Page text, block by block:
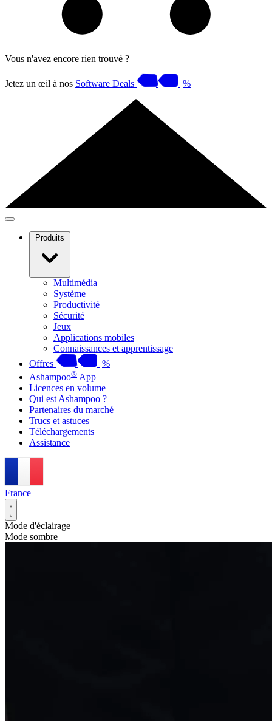
Vous n'avez encore rien trouvé ?
Jetez un œil à nos Software Deals %
Produits
Multimédia
Système
Productivité
Sécurité
Jeux
Applications mobiles
Connaissances et apprentissage
Offres
%
Ashampoo® App
Licences en volume
Qui est Ashampoo ?
Partenaires du marché
Trucs et astuces
Téléchargements
Assistance
France
Mode d'éclairage
Mode sombre